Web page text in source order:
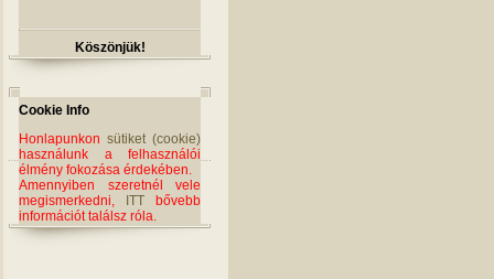
Köszönjük!
Cookie Info
Honlapunkon sütiket (cookie)
használunk a felhasználói
élmény fokozása érdekében.
Amennyiben szeretnél vele
megismerkedni,
ITT bővebb
információt találsz róla.